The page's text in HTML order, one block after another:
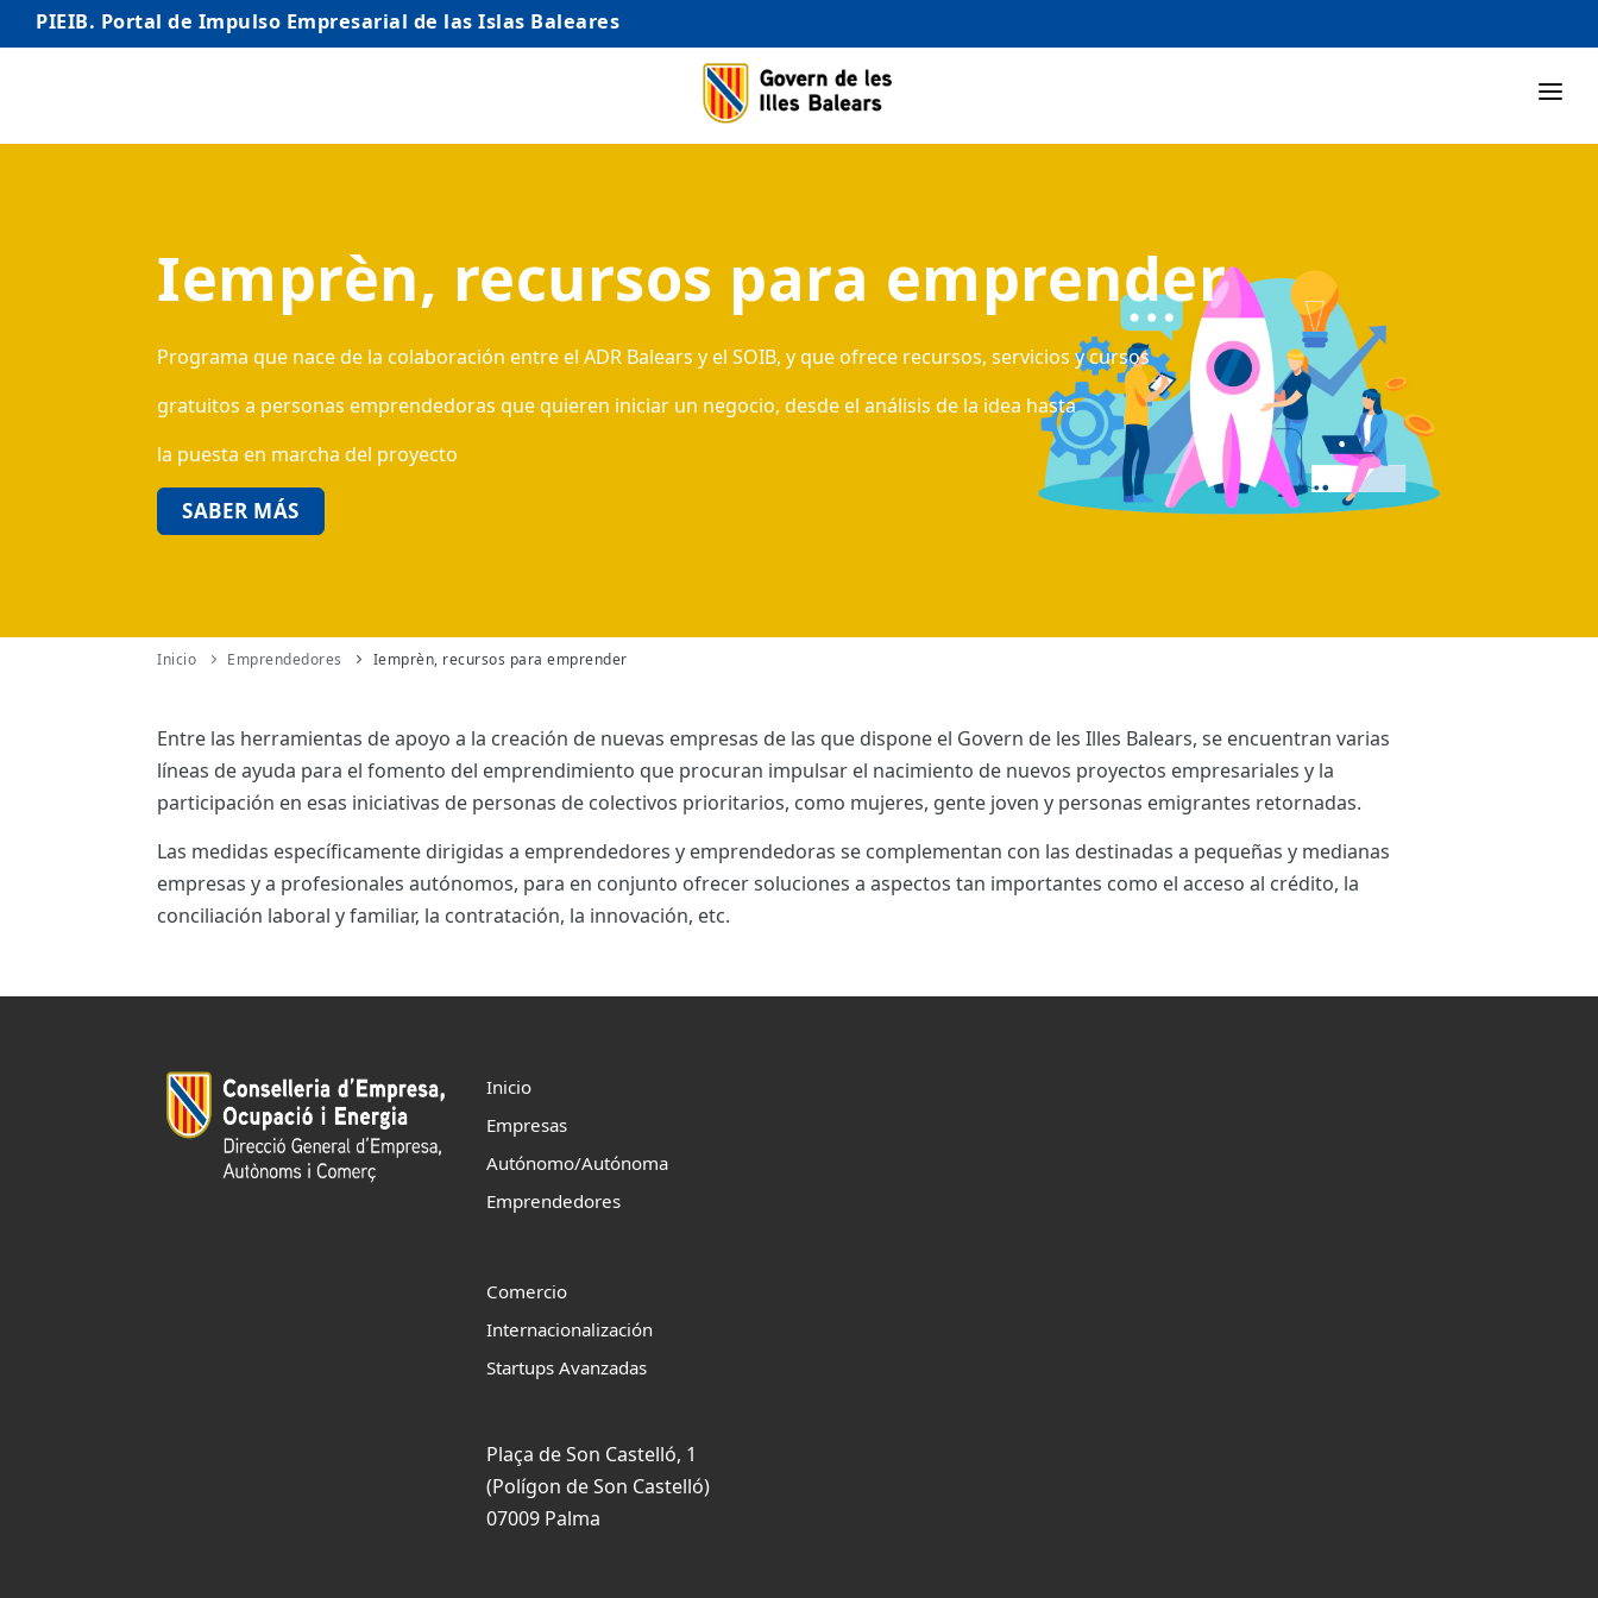
PIEIB. Portal de Impulso Empresarial de las Islas Baleares
INICIO
EMPRENDEDORES
INTERNACIONALIZACIÓN
STARTUPS AVANZADAS
Iemprèn, recursos para emprender
Programa que nace de la colaboración entre el ADR Balears y el SOIB, y que ofrece recursos, servicios y cursos
gratuitos a personas emprendedoras que quieren iniciar un negocio, desde el análisis de la idea hasta
la puesta en marcha del proyecto
SABER MÁS
Inicio Emprendedores Iemprèn, recursos para emprender
Entre las herramientas de apoyo a la creación de nuevas empresas de las que dispone el Govern de les Illes Balears, se encuentran varias
líneas de ayuda para el fomento del emprendimiento que procuran impulsar el nacimiento de nuevos proyectos empresariales y la
participación en esas iniciativas de personas de colectivos prioritarios, como mujeres, gente joven y personas emigrantes retornadas.
Las medidas específicamente dirigidas a emprendedores y emprendedoras se complementan con las destinadas a pequeñas y medianas
empresas y a profesionales autónomos, para en conjunto ofrecer soluciones a aspectos tan importantes como el acceso al crédito, la
conciliación laboral y familiar, la contratación, la innovación, etc.
Inicio
Empresas
Autónomo/Autónoma
Emprendedores
Comercio
Internacionalización
Startups Avanzadas
Plaça de Son Castelló, 1
(Polígon de Son Castelló)
07009 Palma